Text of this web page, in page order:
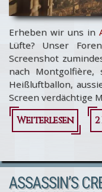
Erheben wir uns in
Lüfte? Unser
Screenshot
nach
Heißluftballon,
Screen verdächtige
Weiterlesen
in
ASSASSIN’S